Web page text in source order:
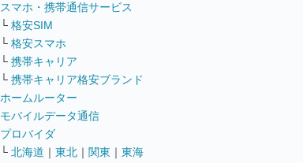
スマホ・携帯通信サービス
└ 格安SIM
└ 格安スマホ
└ 携帯キャリア
└ 携帯キャリア格安ブランド
ホームルーター
モバイルデータ通信
プロバイダ
└ 北海道 ｜ 東北 ｜ 関東 ｜ 東海